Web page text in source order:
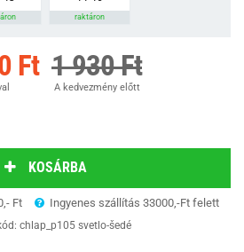
raktáron
Ft 1 930 Ft
A kedvezmény előtt
KOSÁRBA
Ft Ingyenes szállítás 33000,-Ft felett
chlap_p105 svetlo-šedé